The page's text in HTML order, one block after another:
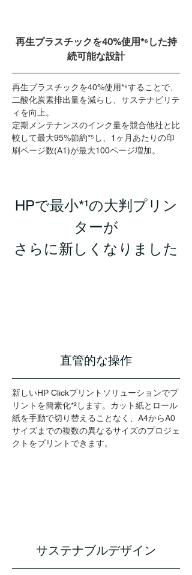
再生プラスチックを40%使用*⁶した持
続可能な設計
再生プラスチックを40%使用*⁶することで、
二酸化炭素排出量を減らし、サステナビリテ
ィを向上。
定期メンテナンスのインク量を競合他社と比
較して最大95%節約*⁵ し、1ヶ月あたりの印
刷ページ数(A1)が最大100ページ増加。
HPで最小*¹の大判プリン
ターが
さらに新しくなりました
直管的な操作
新しいHP Clickプリントソリューションでプ
リントを簡素化*²します。カット紙とロール
紙を手動で切り替えることなく、A4からA0
サイズまでの複数の異なるサイズのプロジェ
クトをプリントできます。
サステナブルデザイン